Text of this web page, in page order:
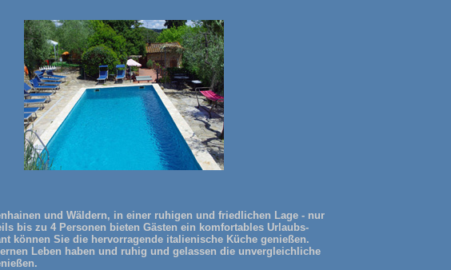
und Wäldern, in einer ruhigen und friedlichen Lage - nur
bis zu 4 Personen bieten Gästen ein komfortables Urlaubs-
können Sie die hervorragende italienische Küche genießen.
Leben haben und ruhig und gelassen die unvergleichliche